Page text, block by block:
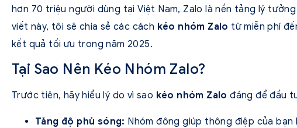
hơn 70 triệu người dùng tại Việt Nam, Zalo là nền tảng lý
viết này, tôi sẽ chia sẻ các cách kéo nhóm Zalo từ miễn phí
kết quả tối ưu trong năm 2025.
Tại Sao Nên Kéo Nhóm Zalo?
Trước tiên, hãy hiểu lý do vì sao kéo nhóm Zalo đáng để đầu
Tăng độ phủ sóng: Nhóm đông giúp thông điệp của bạn